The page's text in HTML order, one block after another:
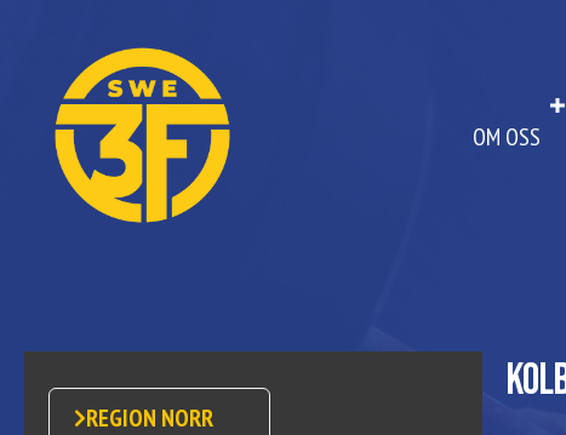
OM OSS
REGION NORR